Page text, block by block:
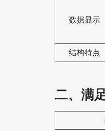
数据显示
结构特点
二、满